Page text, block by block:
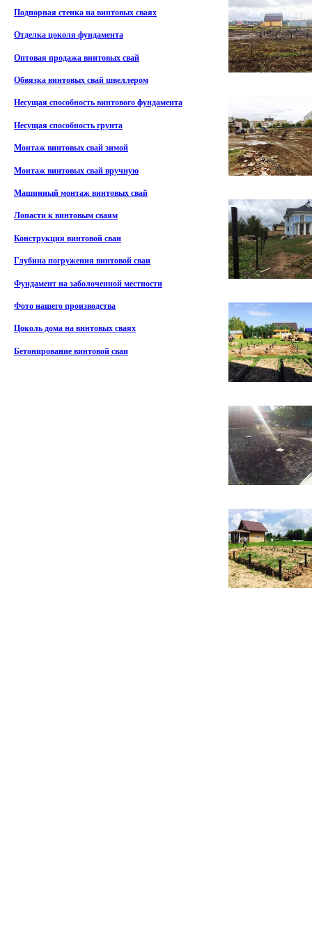
Подпорная стенка на винтовых сваях
Отделка цоколя фундамента
Оптовая продажа винтовых свай
Обвязка винтовых свай швеллером
Несущая способность винтового фундамента
Несущая способность грунта
Монтаж винтовых свай зимой
Монтаж винтовых свай вручную
Машинный монтаж винтовых свай
Лопасти к винтовым сваям
Конструкция винтовой сваи
Глубина погружения винтовой сваи
Фундамент на заболоченной местности
Фото нашего производства
Цоколь дома на винтовых сваях
Бетонирование винтовой сваи